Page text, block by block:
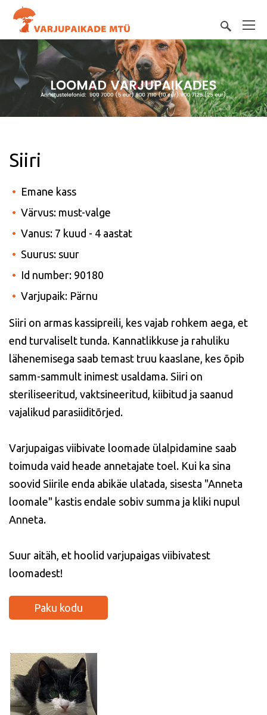
Siiri
Emane kass
Värvus: must-valge
Vanus: 7 kuud - 4 aastat
Suurus: suur
Id number: 90180
Varjupaik: Pärnu
Siiri on armas kassipreili, kes vajab rohkem aega, et
end turvaliselt tunda. Kannatlikkuse ja rahuliku
lähenemisega saab temast truu kaaslane, kes õpib
samm-sammult inimest usaldama. Siiri on
steriliseeritud, vaktsineeritud, kiibitud ja saanud
vajalikud parasiiditõrjed.
Varjupaigas viibivate loomade ülalpidamine saab
toimuda vaid heade annetajate toel. Kui ka sina
soovid Siirile enda abikäe ulatada, sisesta "Anneta
loomale" kastis endale sobiv summa ja kliki nupul
Anneta.
Suur aitäh, et hoolid varjupaigas viibivatest
loomadest!
Paku kodu